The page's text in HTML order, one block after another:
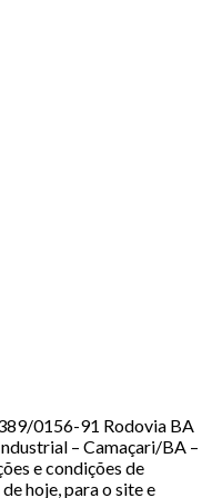
0156-91 Rodovia BA
– Camaçari/BA –
e condições de
hoje, para o site e